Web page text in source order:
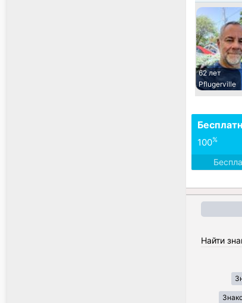
62 лет
Pflugerville
100%
Найти